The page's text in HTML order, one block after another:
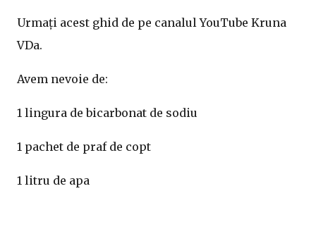
Urmați acest ghid de pe canalul YouTube Kruna
VDa.
Avem nevoie de:
1 lingura de bicarbonat de sodiu
1 pachet de praf de copt
1 litru de apa